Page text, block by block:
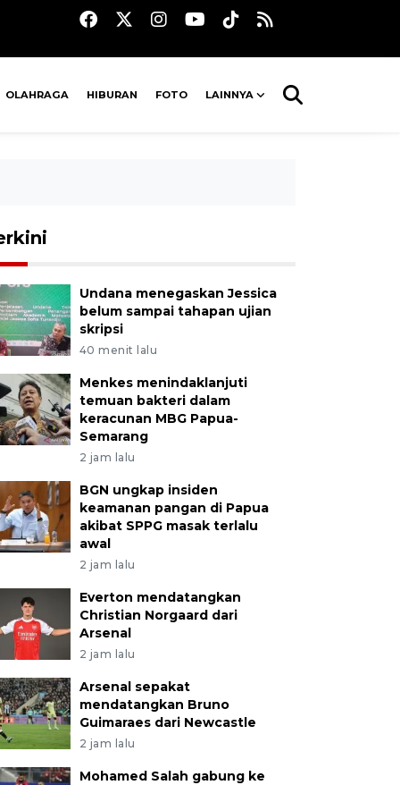
OLAHRAGA HIBURAN FOTO LAINNYA
Undana menegaskan Jessica
belum sampai tahapan ujian
skripsi
40 menit lalu
Menkes menindaklanjuti
temuan bakteri dalam
keracunan MBG Papua-
Semarang
2 jam lalu
BGN ungkap insiden
keamanan pangan di Papua
akibat SPPG masak terlalu
awal
2 jam lalu
Everton mendatangkan
Christian Norgaard dari
Arsenal
2 jam lalu
Arsenal sepakat
mendatangkan Bruno
Guimaraes dari Newcastle
2 jam lalu
Mohamed Salah gabung ke